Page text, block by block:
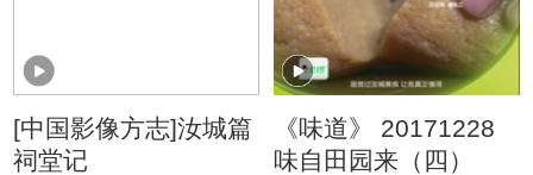
[中国影像方志]汝城篇
祠堂记
《味道》 20171228
味自田园来（四）